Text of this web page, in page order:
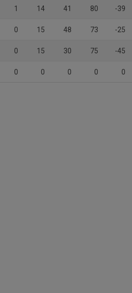
1 14 41 80 -39
0 15 48 73 -25
0 15 30 75 -45
0 0 0 0 0